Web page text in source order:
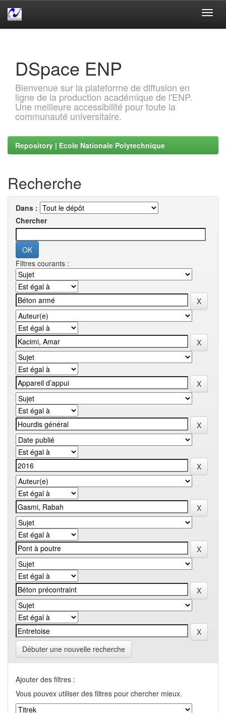
DSpace ENP
Bienvenue sur la plateforme de diffusion en
ligne de la production académique de l'ENP.
Une meilleure accessibilité pour toute la
communauté universitaire.
Repository | Ecole Nationale Polytechnique
Recherche
Dans :
Chercher
Filtres courants :
Débuter une nouvelle recherche
Ajouter des filtres :
Vous pouvex utiliser des filtres pour chercher mieux.